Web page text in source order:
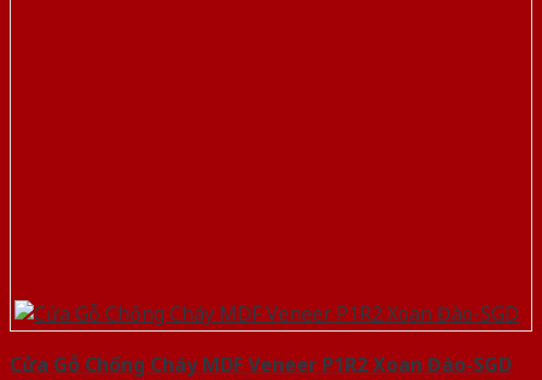
Cửa Gỗ Chống Cháy MDF Veneer P1R2 Xoan Đào-SGD